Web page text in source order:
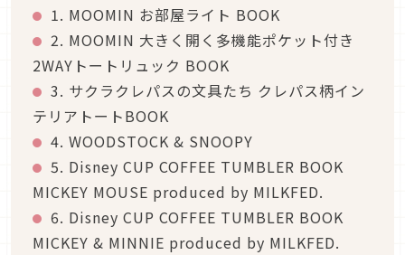
1. MOOMIN お部屋ライト BOOK
2. MOOMIN 大きく開く多機能ポケット付き
2WAYトートリュック BOOK
3. サクラクレパスの文具たち クレパス柄イン
テリアトートBOOK
4. WOODSTOCK & SNOOPY
5. Disney CUP COFFEE TUMBLER BOOK
MICKEY MOUSE produced by MILKFED.
6. Disney CUP COFFEE TUMBLER BOOK
MICKEY & MINNIE produced by MILKFED.